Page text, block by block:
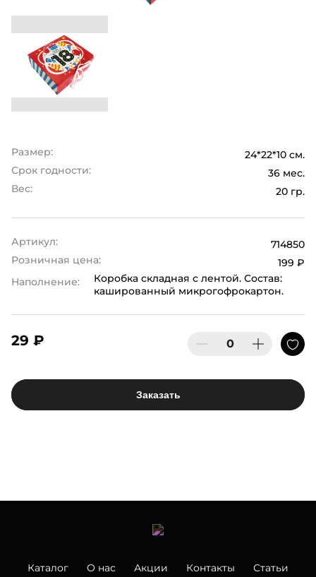
Размер:
24*22*10 см.
Срок годности:
36 мес.
Вес:
20 гр.
Артикул:
714850
Розничная цена:
199 ₽
Наполнение:
Коробка складная с лентой. Состав:
кашированный микрогофрокартон.
29 ₽
Заказать
Каталог О нас Акции Контакты Статьи